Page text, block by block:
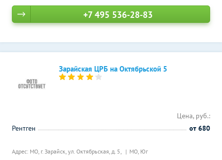
+7 495 536-28-83
Зарайская ЦРБ на Октябрьской 5
Адрес: МО, г. Зарайск, ул. Октябрьская, д. 5, МО, Юг
Цена, руб.:
Рентген
от 680